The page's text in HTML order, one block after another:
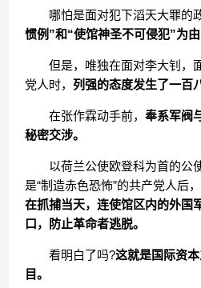
哪怕是面对犯下滔天大罪的
惯例”和“使馆神圣不可侵犯”为
但是，唯独在面对李大钊，
党人时，列强的态度发生了一百
在张作霖动手前，奉系军阀
秘密交涉。
以荷兰公使欧登科为首的公
是“制造赤色恐怖”的共产党人后，
在抓捕当天，连使馆区内的外国
口，防止革命者逃脱。
看明白了吗?这就是国际资
目。